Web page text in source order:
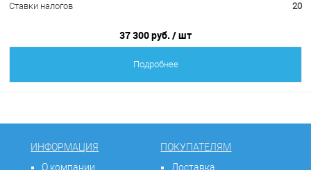
Ставки налогов
20
37 300 руб. / шт
Подробнее
ИНФОРМАЦИЯ
О компании
ПОКУПАТЕЛЯМ
Доставка